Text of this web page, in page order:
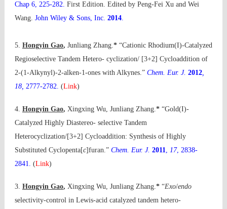
Chap 6, 225-282. First Edition. Edited by Peng-Fei Xu and Wei
Wang. John Wiley & Sons, Inc. 2014.
5. Hongyin Gao, Junliang Zhang.*“Cationic Rhodium(I)-Catalyzed
Regioselective Tandem Hetero- cyclization/ [3+2] Cycloaddition of
2-(1-Alkynyl)-2-alken-1-ones with Alkynes.” Chem. Eur. J. 2012,
18, 2777-2782. (Link)
4. Hongyin Gao, Xingxing Wu, Junliang Zhang.*“Gold(I)-
Catalyzed Highly Diastereo- selective Tandem
Heterocyclization/[3+2] Cycloaddition: Synthesis of Highly
Substituted Cyclopenta[c]furan.” Chem. Eur. J. 2011, 17, 2838-
2841. (Link)
3. Hongyin Gao, Xingxing Wu, Junliang Zhang.* “Exo/endo
selectivity-control in Lewis-acid catalyzed tandem hetero-